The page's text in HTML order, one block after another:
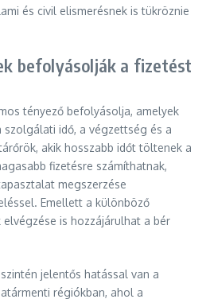
és civil elismerésnek is tükröznie
befolyásolják a fizetést
tényező befolyásolja, amelyek
idő, a végzettség és a
akik hosszabb időt töltenek a
fizetésre számíthatnak,
megszerzése
Emellett a különböző
is hozzájárulhat a bér
jelentős hatással van a
régiókban, ahol a